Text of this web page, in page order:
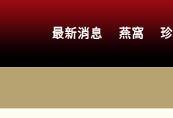
最新消息 燕窩